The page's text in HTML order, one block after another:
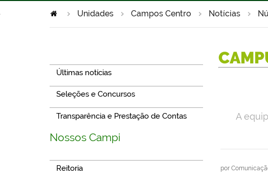
Unidades Campos Centro Notícias
Últimas notícias
Seleções e Concursos
Transparência e Prestação de Contas
Nossos Campi
Reitoria por
A